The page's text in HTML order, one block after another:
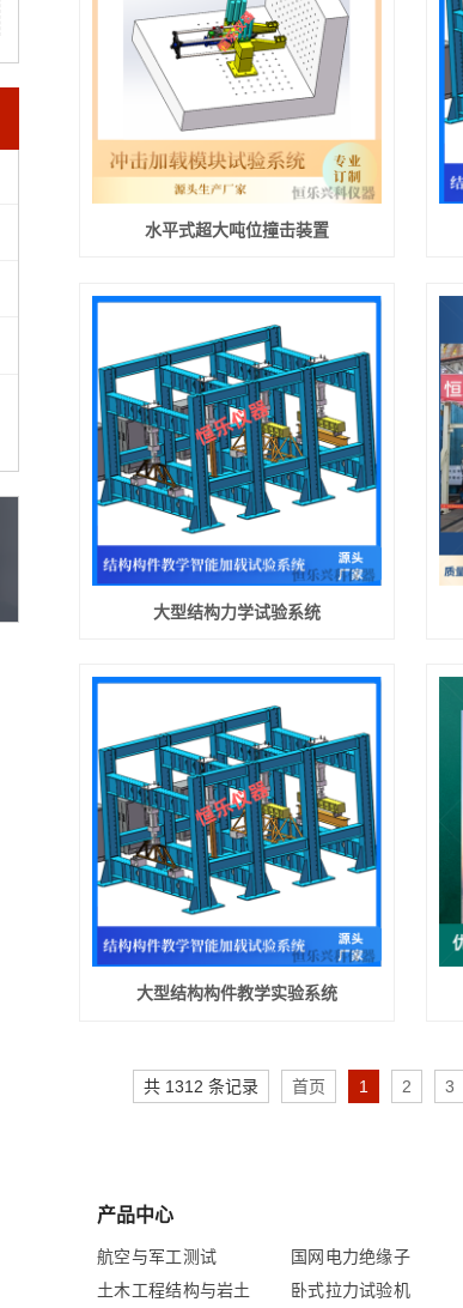
水平式超大吨位撞击装置
大型结构力学试验系统
大型结构构件教学实验系统
共 1312 条记录 首页 1 2 3
产品中心
航空与军工测试
国网电力绝缘子
土木工程结构与岩土
卧式拉力试验机